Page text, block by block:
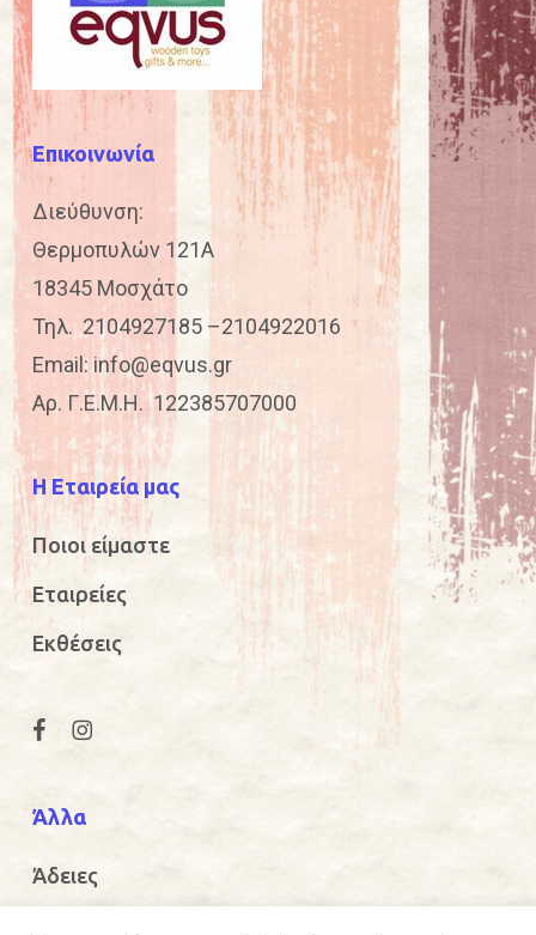
Επικοινωνία
Διεύθυνση:
Θερμοπυλών 121Α
18345 Μοσχάτο
Τηλ. 2104927185–2104922016
Email: info@eqvus.gr
Αρ. Γ.Ε.Μ.Η. 122385707000
Η Εταιρεία μας
Ποιοι είμαστε
Εταιρείες
Εκθέσεις
Άλλα
Άδειες